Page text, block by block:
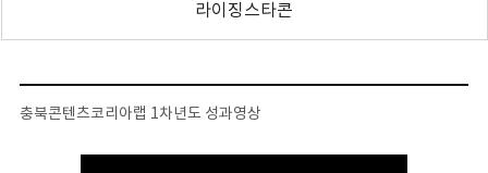
라이징스타콘
충북콘텐츠코리아랩 1차년도 성과영상